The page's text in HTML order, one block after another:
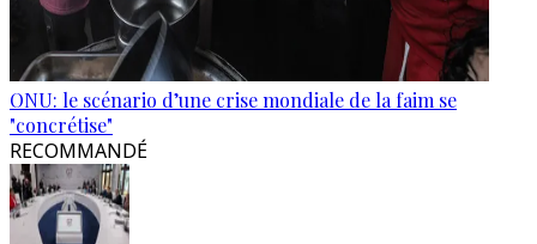
ONU: le scénario d’une crise mondiale de la faim se
"concrétise"
RECOMMANDÉ